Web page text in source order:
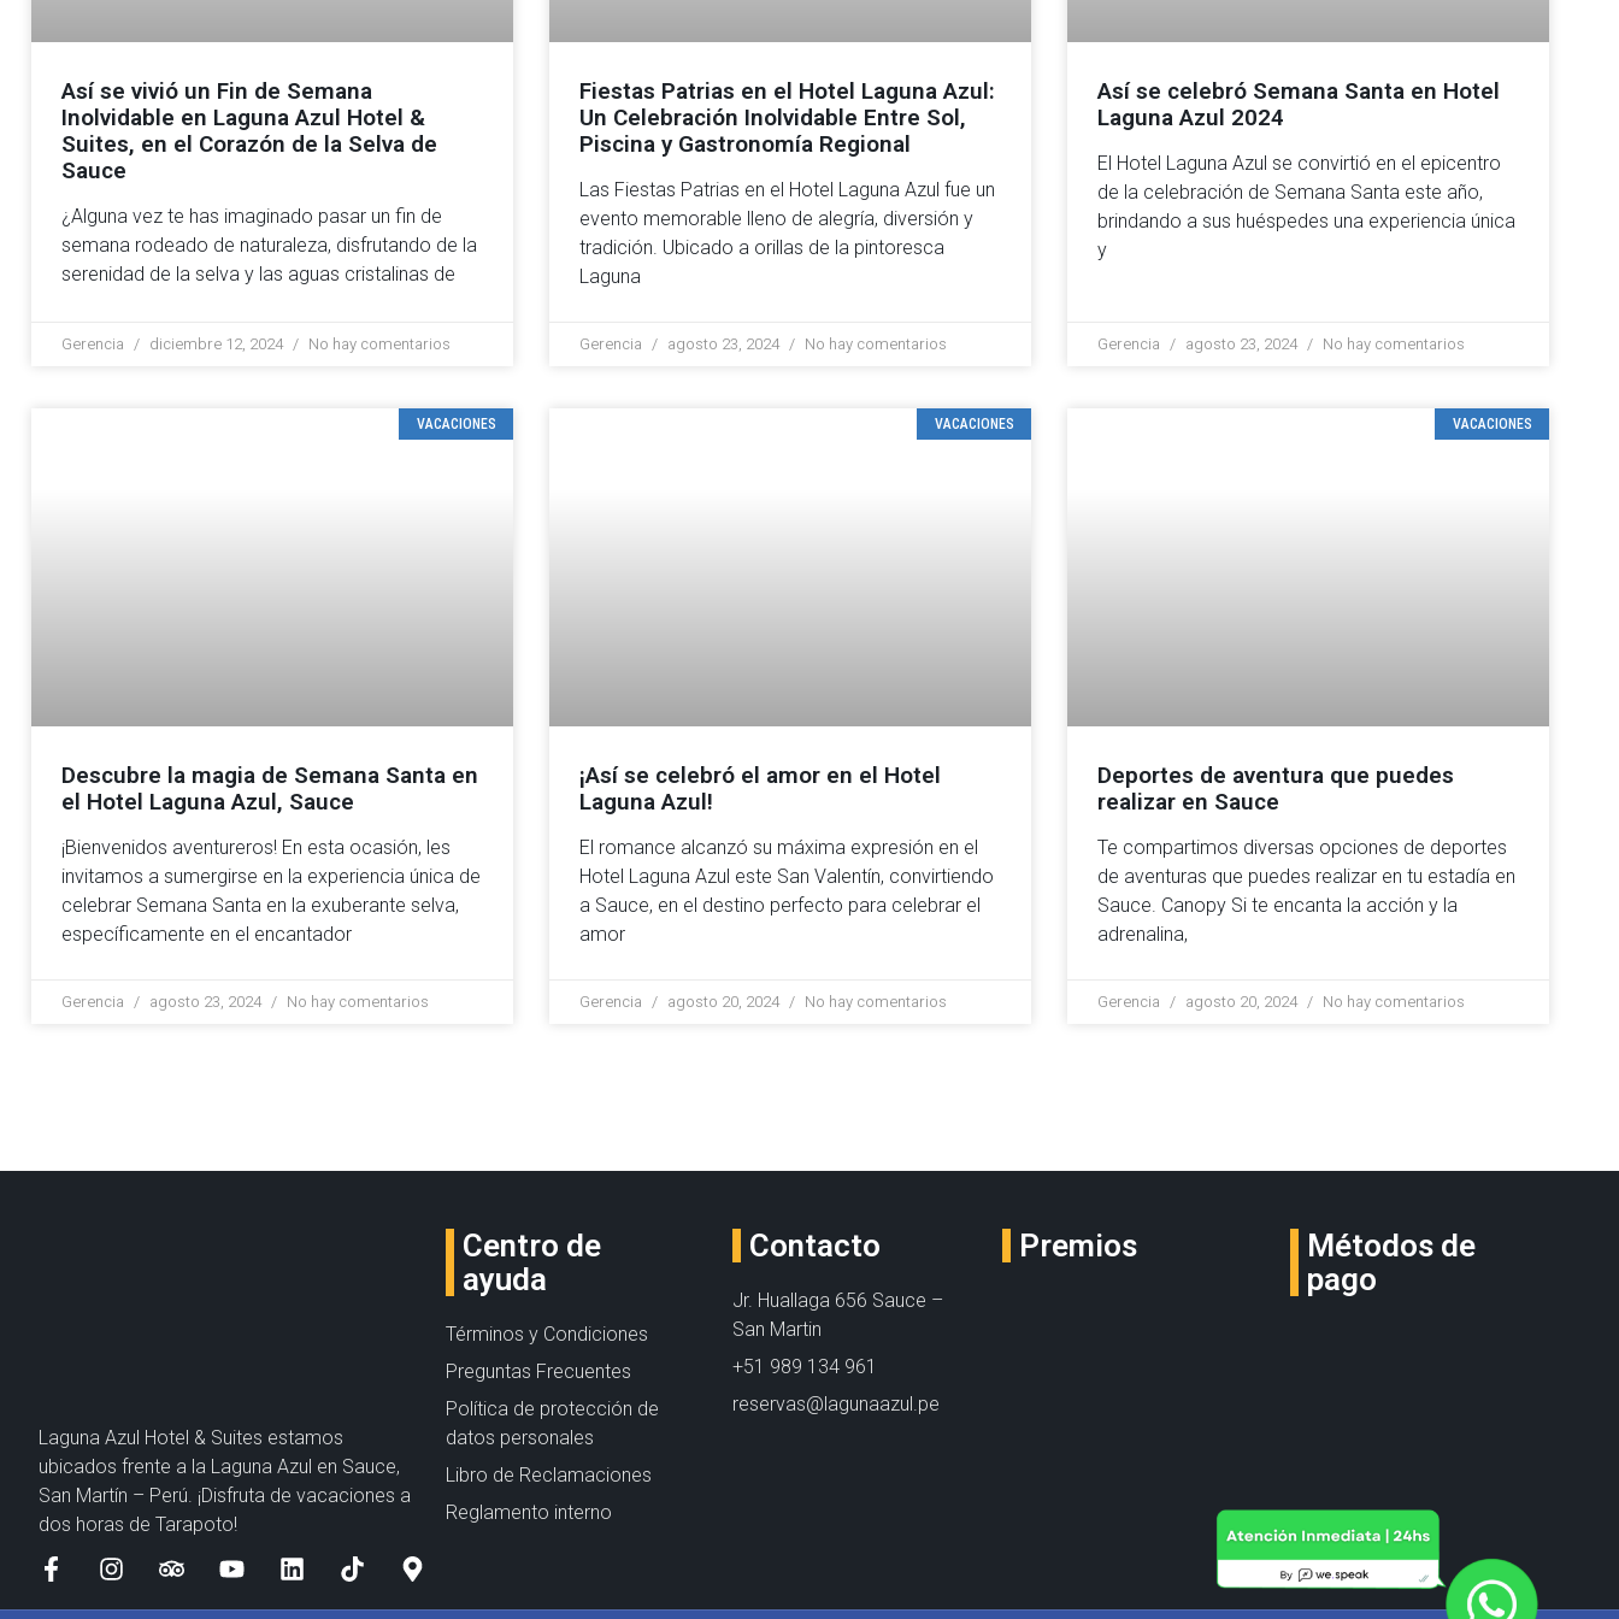
Así se vivió un Fin de Semana
Inolvidable en Laguna Azul Hotel &
Suites, en el Corazón de la Selva de
Sauce
¿Alguna vez te has imaginado pasar un fin de
semana rodeado de naturaleza, disfrutando de la
serenidad de la selva y las aguas cristalinas de
Gerencia diciembre 12, 2024 No hay comentarios
Fiestas Patrias en el Hotel Laguna Azul:
Un Celebración Inolvidable Entre Sol,
Piscina y Gastronomía Regional
Las Fiestas Patrias en el Hotel Laguna Azul fue un
evento memorable lleno de alegría, diversión y
tradición. Ubicado a orillas de la pintoresca
Laguna
Gerencia agosto 23, 2024 No hay comentarios
Así se celebró Semana Santa en Hotel
Laguna Azul 2024
El Hotel Laguna Azul se convirtió en el epicentro
de la celebración de Semana Santa este año,
brindando a sus huéspedes una experiencia única
y
Gerencia agosto 23, 2024 No hay comentarios
VACACIONES
Descubre la magia de Semana Santa en
el Hotel Laguna Azul, Sauce
¡Bienvenidos aventureros! En esta ocasión, les
invitamos a sumergirse en la experiencia única de
celebrar Semana Santa en la exuberante selva,
específicamente en el encantador
Gerencia agosto 23, 2024 No hay comentarios
VACACIONES
¡Así se celebró el amor en el Hotel
Laguna Azul!
El romance alcanzó su máxima expresión en el
Hotel Laguna Azul este San Valentín, convirtiendo
a Sauce, en el destino perfecto para celebrar el
amor
Gerencia agosto 20, 2024 No hay comentarios
VACACIONES
Deportes de aventura que puedes
realizar en Sauce
Te compartimos diversas opciones de deportes
de aventuras que puedes realizar en tu estadía en
Sauce. Canopy Si te encanta la acción y la
adrenalina,
Gerencia agosto 20, 2024 No hay comentarios
Laguna Azul Hotel & Suites estamos
ubicados frente a la Laguna Azul en Sauce,
San Martín – Perú. ¡Disfruta de vacaciones a
dos horas de Tarapoto!
Centro de
ayuda
Términos y Condiciones
Preguntas Frecuentes
Política de protección de
datos personales
Libro de Reclamaciones
Reglamento interno
Contacto
Jr. Huallaga 656 Sauce –
San Martin
+51 989 134 961
reservas@lagunaazul.pe
Premios
Métodos de
pago